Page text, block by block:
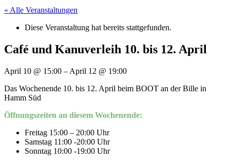
« Alle Veranstaltungen
Diese Veranstaltung hat bereits stattgefunden.
Café und Kanuverleih 10. bis 12. April
April 10 @ 15:00 – April 12 @ 19:00
Das Wochenende 10. bis 12. April beim BOOT an der Bille in
Hamm Süd
Öffnungszeiten an diesem Wochenende:
Freitag 15:00 – 20:00 Uhr
Samstag 11:00 -20:00 Uhr
Sonntag 10:00 -19:00 Uhr